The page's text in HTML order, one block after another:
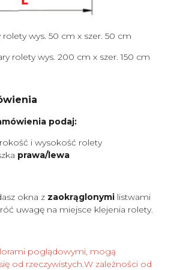
wys. 50 cm x szer. 50 cm
rolety wys. 200 cm x szer. 150 cm
podaj:
i wysokość rolety
prawa/lewa
okna z zaokrąglonymi listwami
uwagę na miejsce klejenia rolety.
poglądowymi, mogą
od rzeczywistych.W zależności od